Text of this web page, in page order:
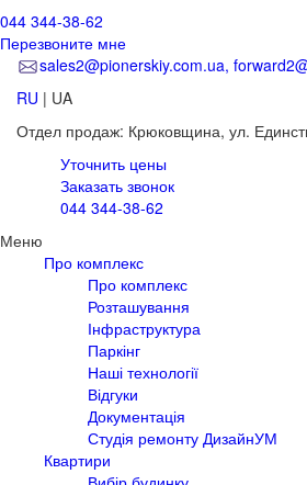
044 344-38-62
Перезвоните мне
sales2@pionerskiy.com.ua,
RU | UA
Отдел продаж: Крюковщина, ул.
Уточнить цены
Заказать звонок
044 344-38-62
Меню
Про комплекс
Про комплекс
Розташування
Інфраструктура
Паркінг
Наші технології
Відгуки
Документація
Студія ремонту ДизайнУМ
Квартири